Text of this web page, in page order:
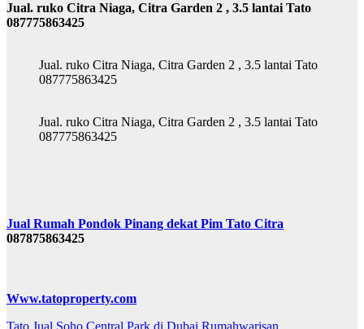
Jual. ruko Citra Niaga, Citra Garden 2 , 3.5 lantai Tato
087775863425
Jual. ruko Citra Niaga, Citra Garden 2 , 3.5 lantai Tato
087775863425
Jual. ruko Citra Niaga, Citra Garden 2 , 3.5 lantai Tato
087775863425
Jual Rumah Pondok Pinang dekat Pim Tato Citra
087875863425
Www.tatoproperty.com
Tato Jual Soho Central Park di Dubai Rumahwarisan